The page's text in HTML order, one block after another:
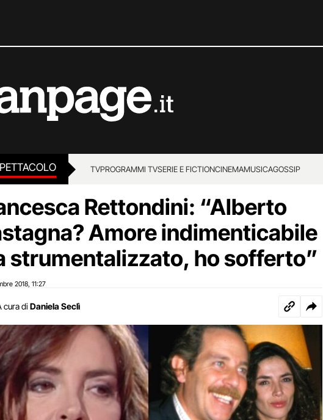
TVPROGRAMMI TVSERIE E FICTIONCINEMAMUSICAGOSSIP
Rettondini: “Alberto
Amore indimenticabile
strumentalizzato, ho sofferto”
2018 11:27
cura di Daniela Seclì